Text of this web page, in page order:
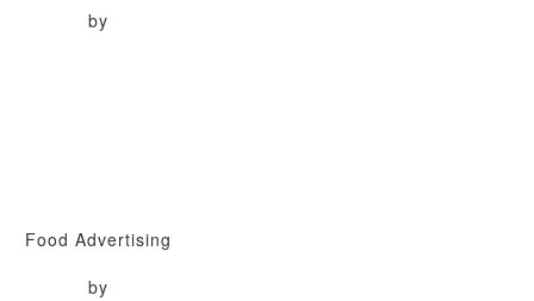
by
Food Advertising
by